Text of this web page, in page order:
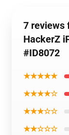
7 reviews
HackerZ
#ID8072
★★★★★
★★★★☆
★★★☆☆
★★☆☆☆